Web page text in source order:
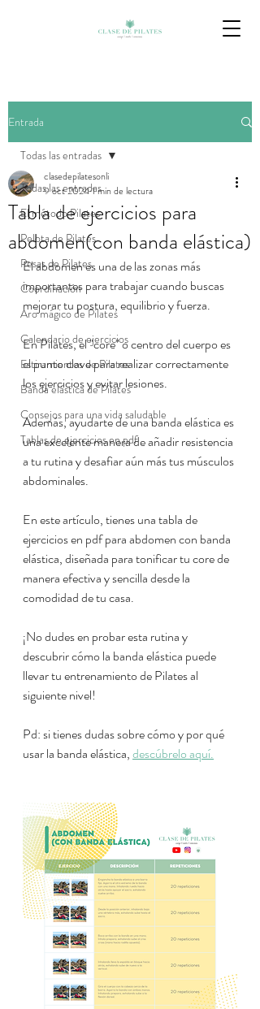
Entrada
Todas las entradas
El método Pilates
Pelota de Pilates
Pesas de Pilates
Coordinación
Aro mágico de Pilates
Calendario de ejercicios
Estiramientos de Pilates
Banda elástica de Pilates
Consejos para una vida saludable
Tablas de ejercicios en pdf
Todas las entradas
Tabla de ejercicios para
abdomen(con banda elástica)
clasedepilatesonli
9 oct 20241 min de lectura
El abdomen es una de las zonas más
importantes para trabajar cuando buscas
mejorar tu postura, equilibrio y fuerza.
En Pilates, el "core" o centro del cuerpo es
el punto clave para realizar correctamente
los ejercicios y evitar lesiones.
Además, ayudarte de una banda elástica es
una excelente manera de añadir resistencia
a tu rutina y desafiar aún más tus músculos
abdominales.
En este artículo, tienes una tabla de
ejercicios en pdf para abdomen con banda
elástica, diseñada para tonificar tu core de
manera efectiva y sencilla desde la
comodidad de tu casa.
¡No dudes en probar esta rutina y
descubrir cómo la banda elástica puede
llevar tu entrenamiento de Pilates al
siguiente nivel!
Pd: si tienes dudas sobre cómo y por qué
usar la banda elástica, descúbrelo aquí.